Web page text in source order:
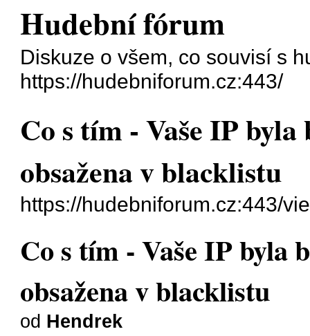
Hudební fórum
Diskuze o všem, co souvisí s
https://hudebniforum.cz:443/
Co s tím - Vaše IP
obsažena v blacklistu
https://hudebniforum.cz:443/
Co s tím - Vaše IP byla
obsažena v blacklistu
od Hendrek